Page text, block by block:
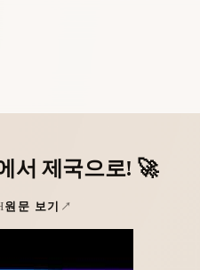
서 제국으로! 🚀
원문 보기